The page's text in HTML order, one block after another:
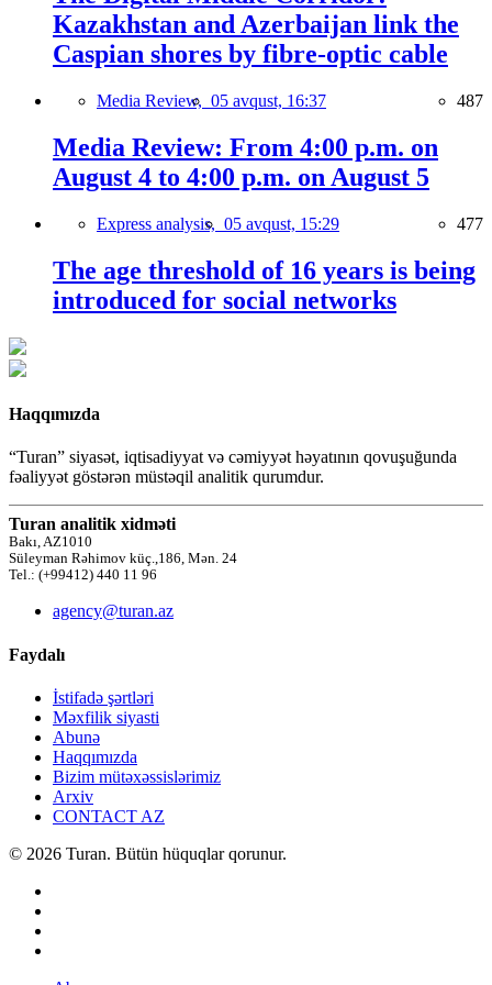
Kazakhstan and Azerbaijan link the
Caspian shores by fibre-optic cable
Media Review, 05 avqust, 16:37 487
Media Review: From 4:00 p.m. on
August 4 to 4:00 p.m. on August 5
Express analysis, 05 avqust, 15:29 477
The age threshold of 16 years is being
introduced for social networks
Haqqımızda
“Turan” siyasət, iqtisadiyyat və cəmiyyət həyatının qovuşuğunda
fəaliyyət göstərən müstəqil analitik qurumdur.
Turan analitik xidməti
Bakı, AZ1010
Süleyman Rəhimov küç.,186, Mən. 24
Tel.: (+99412) 440 11 96
agency@turan.az
Faydalı
İstifadə şərtləri
Məxfilik siyasti
Abunə
Haqqımızda
Bizim mütəxəssislərimiz
Arxiv
CONTACT AZ
© 2026 Turan. Bütün hüquqlar qorunur.